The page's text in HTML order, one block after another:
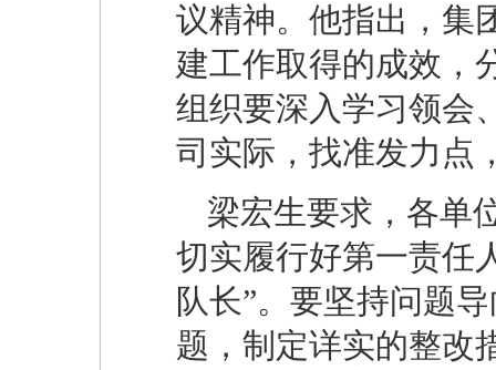
议精神。他指出，集
建工作取得的成效，
组织要深入学习领会
司实际，找准发力点
梁宏生要求，各单
切实履行好第一责任
队长”。‌要坚持问题
题，制定详实的整改